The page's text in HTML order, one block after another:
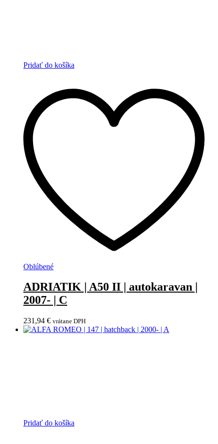
Pridať do košíka
Oblúbené
ADRIATIK | A50 II | autokaravan |
2007- | C
231,94 € vrátane DPH
Pridať do košíka